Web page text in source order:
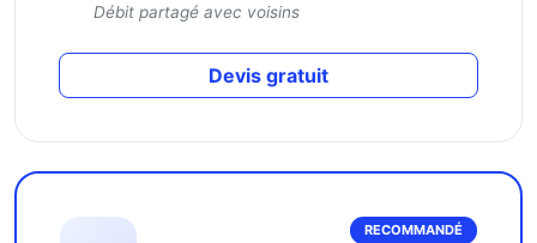
Débit partagé avec voisins
Devis gratuit
RECOMMANDÉ